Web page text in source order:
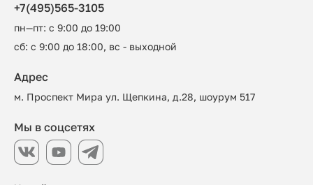
+7(495)565-3105
пн—пт: с 9:00 до 19:00
сб: с 9:00 до 18:00, вс - выходной
Адрес
м. Проспект Мира ул. Щепкина, д.28, шоурум 517
Мы в соцсетях